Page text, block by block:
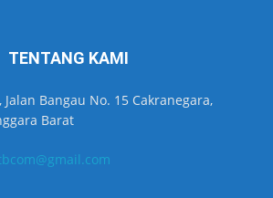
TENTANG KAMI
Jalan Bangau No. 15 Cakranegara,
Barat